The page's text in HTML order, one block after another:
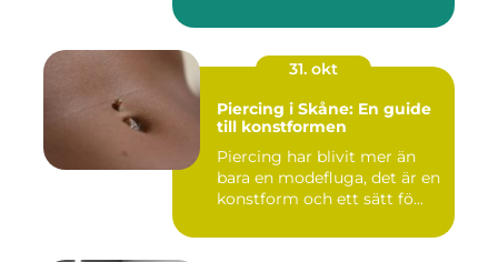
31. okt
Piercing i Skåne: En guide
till konstformen
Piercing har blivit mer än
bara en modefluga, det är en
konstform och ett sätt fö...